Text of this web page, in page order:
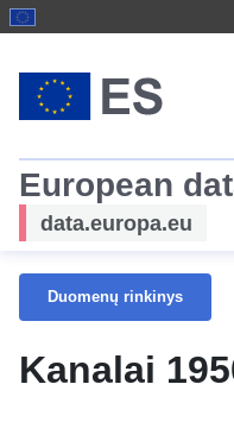
European
data.europa.eu
Duomenų rinkinys
Kanalai